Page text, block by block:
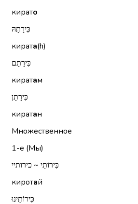
кирато
כִּירָתָהּ
кирата(h)
כִּירָתָם
киратам
כִּירָתָן
киратан
Множественное
1-е (Мы)
כִּירוֹתַי ~ כירותיי
киротай
כִּירוֹתֵינוּ